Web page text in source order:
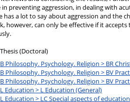
preventing aggression, in dealing with
has a lot to say about aggression and
however, can only be effective if it
Thesis (Doctoral)
B Philosophy. Psychology. Religion > BR
B Philosophy. Psychology. Religion > BV
B Philosophy. Psychology. Religion > BV
L Education > L Education (General)
L Education > LC Special aspects of education